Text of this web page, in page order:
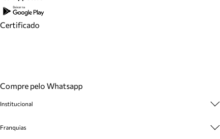
Certificado
Compre pelo Whatsapp
Institucional
Cashback
Franquias